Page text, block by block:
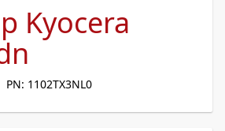
Kyocera
PN: 1102TX3NL0